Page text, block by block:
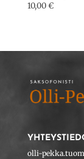
10,00€
olli-